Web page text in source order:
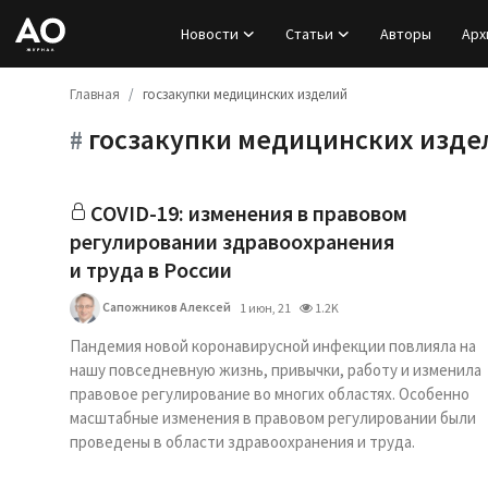
Новости Статьи Авторы
Регистрация
Новости
Статьи
Авторы
База знаний
Главная госзакупки медицинских изделий
# госзакупки медицинских
COVID-19: изменения в правовом
регулировании здравоохранения
и труда в России
Сапожников Алексей 1 июн, 21 1.2K
Пандемия новой коронавирусной инфекции повлияла на
нашу повседневную жизнь, привычки, работу и изменила
правовое регулирование во многих областях. Особенно
масштабные изменения в правовом регулировании были
проведены в области здравоохранения и труда.